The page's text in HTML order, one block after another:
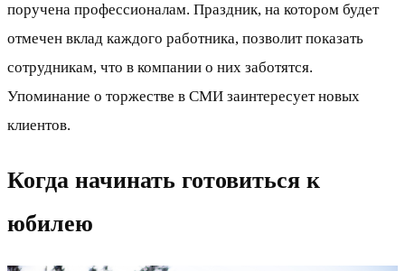
поручена профессионалам. Праздник, на котором будет
отмечен вклад каждого работника, позволит показать
сотрудникам, что в компании о них заботятся.
Упоминание о торжестве в СМИ заинтересует новых
клиентов.
Когда начинать готовиться к
юбилею